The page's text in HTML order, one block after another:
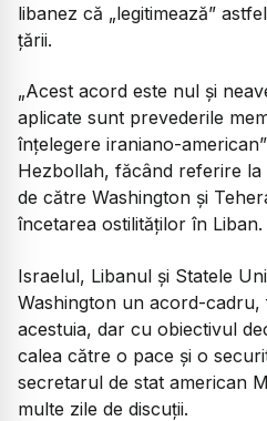
libanez că „legitimează”
țării.
„Acest acord este nul și
aplicate sunt prevederile
înțelegere iraniano-american”
Hezbollah, făcând referire la
de către Washington și
încetarea ostilităților în Liban.
Israelul, Libanul și Statele
Washington un acord-cadru,
acestuia, dar cu obiectivul
calea către o pace și o
secretarul de stat american
multe zile de discuții.